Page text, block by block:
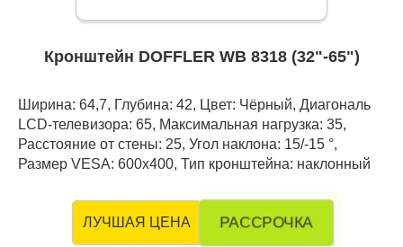
Кронштейн DOFFLER WB 8318 (32"-65")
Ширина: 64,7, Глубина: 42, Цвет: Чёрный, Диагональ
LCD-телевизора: 65, Максимальная нагрузка: 35,
Расстояние от стены: 25, Угол наклона: 15/-15 °,
Размер VESA: 600х400, Тип кронштейна: наклонный
ЛУЧШАЯ ЦЕНА РАССРОЧКА